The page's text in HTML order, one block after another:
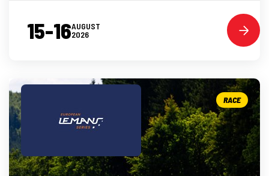
15-16AUGUST
2026
RACE